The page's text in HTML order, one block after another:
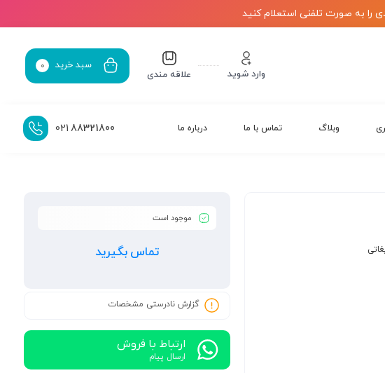
به صورت تلفنی استعلام کنید
وارد شوید علاقه مندی
سبد خرید 0
وبلاگ تماس با ما درباره ما 88321800
021
موجود است
تماس بگیرید
گزارش نادرستی مشخصات
ارتباط با فروش
ارسال پیام